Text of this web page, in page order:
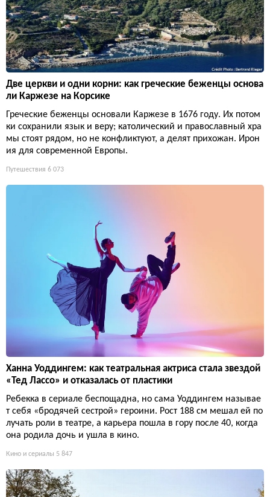
Две церкви и одни корни: как греческие беженцы основа
ли Каржезе на Корсике
Греческие беженцы основали Каржезе в 1676 году. Их потом
ки сохранили язык и веру; католический и православный хра
мы стоят рядом, но не конфликтуют, а делят прихожан. Ирон
ия для современной Европы.
Путешествия 6 073
Ханна Уоддингем: как театральная актриса стала звездой
«Тед Лассо» и отказалась от пластики
Ребекка в сериале беспощадна, но сама Уоддингем называе
т себя «бродячей сестрой» героини. Рост 188 см мешал ей по
лучать роли в театре, а карьера пошла в гору после 40, когда
она родила дочь и ушла в кино.
Кино и сериалы 5 847